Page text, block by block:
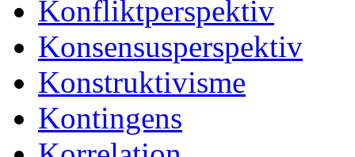
Konfliktperspektiv
Konsensusperspektiv
Konstruktivisme
Kontingens